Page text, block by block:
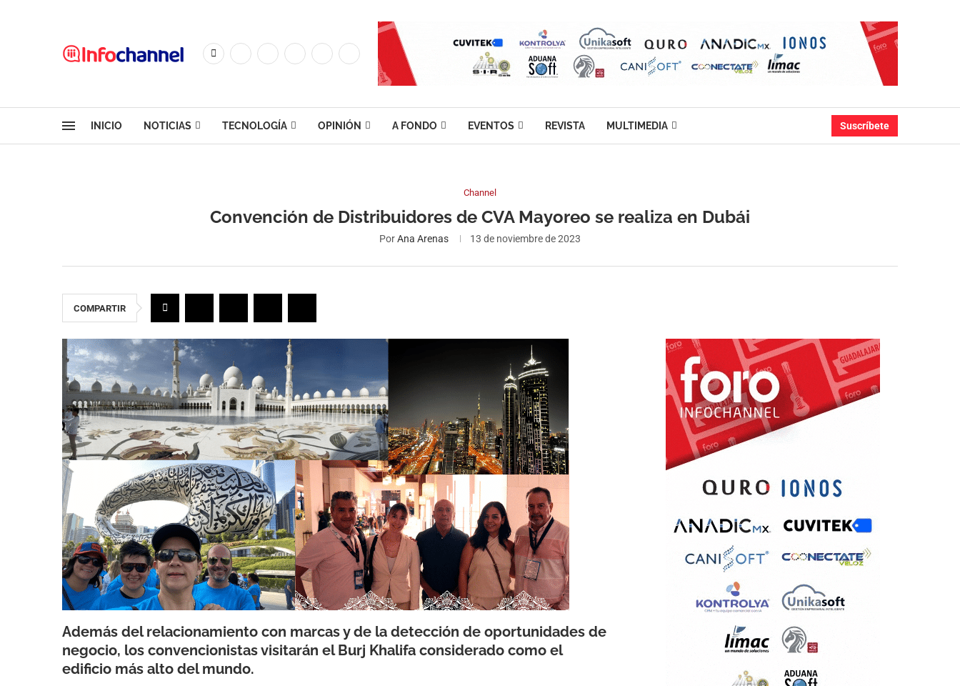
INICIO NOTICIAS TECNOLOGÍA OPINIÓN A FONDO EVENTOS REVISTA MULTIMEDIA Suscríbete
Channel
Convención de Distribuidores de CVA Mayoreo se realiza en Dubái
PorAna Arenas 13 de noviembre de 2023
COMPARTIR
Además del relacionamiento con marcas y de la detección de oportunidades de
negocio, los convencionistas visitarán el Burj Khalifa considerado como el
edificio más alto del mundo.